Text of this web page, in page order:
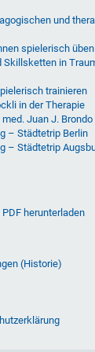
und
spielerisch üben
in
trainieren
in der Therapie
Juan J. Brondo
– Städtetrip Berlin
– Städtetrip
herunterladen
(Historie)